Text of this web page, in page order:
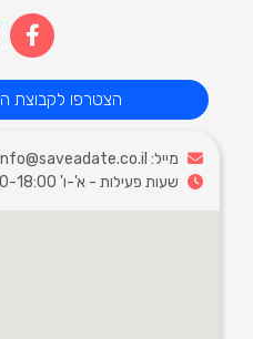
הצטרפו לקבוצת הFacebook שלנו
מייל: info@saveadate.co.il
שעות פעילות - א'-ו' 9:00-18:00